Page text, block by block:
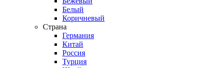
Белый
Коричневый
Страна
Германия
Китай
Россия
Турция